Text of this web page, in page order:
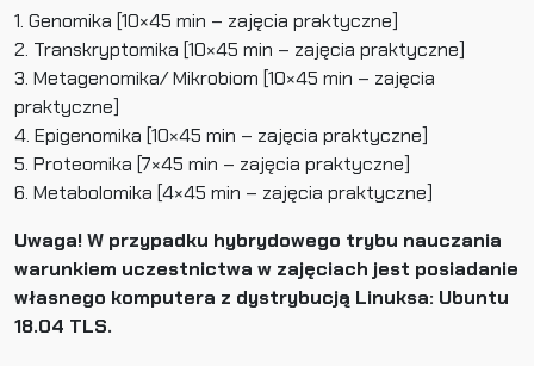
1. Genomika [10×45 min – zajęcia praktyczne]
2. Transkryptomika [10×45 min – zajęcia praktyczne]
3. Metagenomika/ Mikrobiom [10×45 min – zajęcia
praktyczne]
4. Epigenomika [10×45 min – zajęcia praktyczne]
5. Proteomika [7×45 min – zajęcia praktyczne]
6. Metabolomika [4×45 min – zajęcia praktyczne]
Uwaga! W przypadku hybrydowego trybu nauczania
warunkiem uczestnictwa w zajęciach jest posiadanie
własnego komputera z dystrybucją Linuksa: Ubuntu
18.04 TLS.